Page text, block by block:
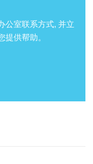
公室联系方式, 并立
提供帮助。